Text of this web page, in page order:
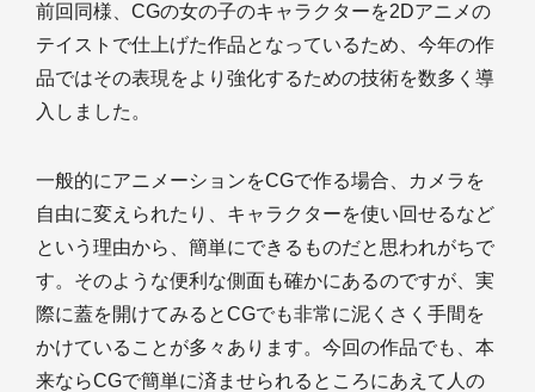
前回同様、CGの女の子のキャラクターを2Dアニメの
テイストで仕上げた作品となっているため、今年の作
品ではその表現をより強化するための技術を数多く導
入しました。
一般的にアニメーションをCGで作る場合、カメラを
自由に変えられたり、キャラクターを使い回せるなど
という理由から、簡単にできるものだと思われがちで
す。そのような便利な側面も確かにあるのですが、実
際に蓋を開けてみるとCGでも非常に泥くさく手間を
かけていることが多々あります。今回の作品でも、本
来ならCGで簡単に済ませられるところにあえて人の